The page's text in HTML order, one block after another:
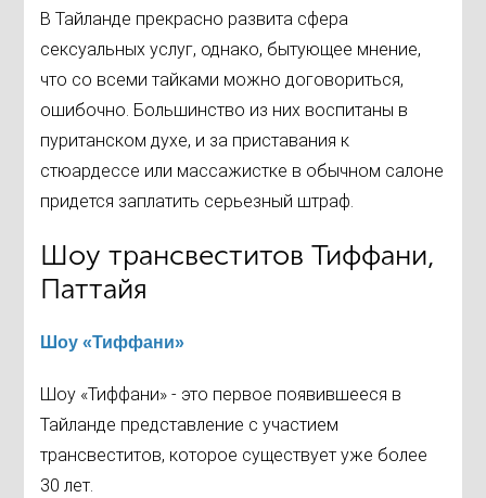
В Тайланде прекрасно развита сфера
сексуальных услуг, однако, бытующее мнение,
что со всеми тайками можно договориться,
ошибочно. Большинство из них воспитаны в
пуританском духе, и за приставания к
стюардессе или массажистке в обычном салоне
придется заплатить серьезный штраф.
Шоу трансвеститов Тиффани,
Паттайя
Шоу «Тиффани»
Шоу «Тиффани» - это первое появившееся в
Тайланде представление с участием
трансвеститов, которое существует уже более
30 лет.